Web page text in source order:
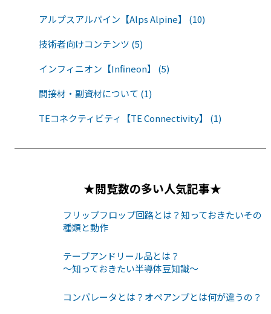
アルプスアルパイン【Alps Alpine】 (10)
技術者向けコンテンツ (5)
インフィニオン【Infineon】 (5)
間接材・副資材について (1)
TEコネクティビティ【TE Connectivity】 (1)
★閲覧数の多い人気記事★
フリップフロップ回路とは？知っておきたいその
種類と動作
テープアンドリール品とは？
〜知っておきたい半導体豆知識〜
コンパレータとは？オペアンプとは何が違うの？